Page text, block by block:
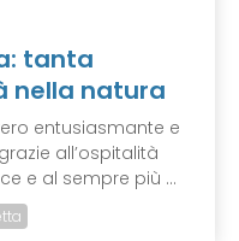
tanta
nella natura
entusiasmante e
all’ospitalità
e al sempre più ...